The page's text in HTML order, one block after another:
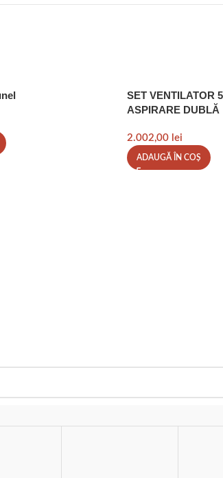
SET VENTILATOR
ASPIRARE DUBLĂ
2.002,00 lei
ADAUGĂ ÎN COȘ